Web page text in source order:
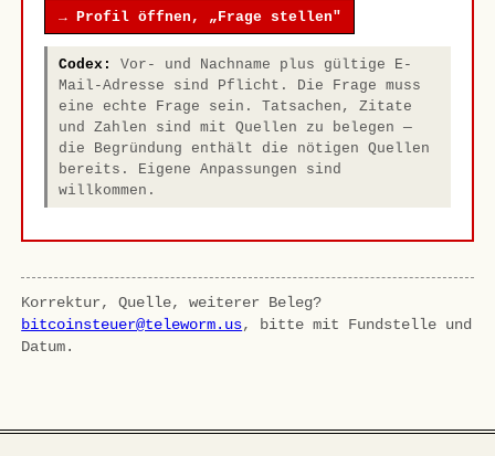
→ Profil öffnen, „Frage stellen"
Codex:
Vor- und Nachname plus gültige E-
Mail-Adresse sind Pflicht. Die Frage muss
eine echte Frage sein. Tatsachen, Zitate
und Zahlen sind mit Quellen zu belegen —
die Begründung enthält die nötigen Quellen
bereits. Eigene Anpassungen sind
willkommen.
Korrektur, Quelle, weiterer Beleg?
bitcoinsteuer@teleworm.us, bitte mit Fundstelle und
Datum.